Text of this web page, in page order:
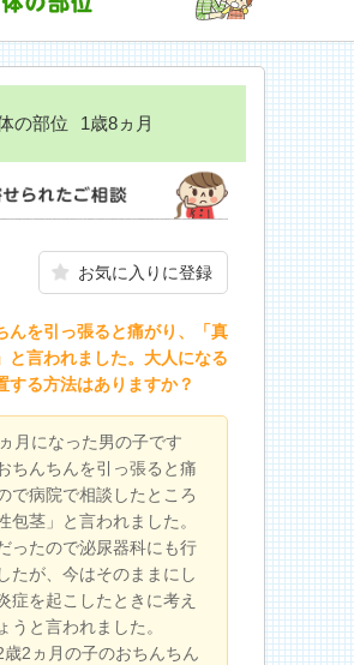
の部位 1歳8ヵ月
お気に入りに登録
んを引っ張ると痛がり、「真
と言われました。大人になる
する方法はありますか？
月になった男の子です
ちんちんを引っ張ると痛
で病院で相談したところ
包茎」と言われました。
ったので泌尿器科にも行
たが、今はそのままにし
症を起こしたときに考え
うと言われました。
歳2ヵ月の子のおちんちん